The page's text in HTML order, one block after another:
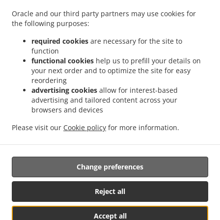
Oracle and our third party partners may use cookies for
the following purposes:
required cookies are necessary for the site to
function
functional cookies help us to prefill your details on
your next order and to optimize the site for easy
reordering
advertising cookies allow for interest-based
advertising and tailored content across your
browsers and devices
Please visit our Cookie policy for more information.
Accept all
Reject all
Change preferences
hrana sa uslugom dostave Стари Град Стари град
Morska hrana sa uslugom dostave
Стари Град . Morska hrana sa uslugom dostave Палилула
dostave Lazarevac Стари град
Morska hrana sa uslugom dostave Lazarevac
Morska hrana sa uslugom dostave Звездара
Beograd - Voždovac . Morska hrana sa uslugom dostave Стара Раковица . Morska
hrana sa uslugom dostave Остружница
Morska hrana sa uslugom dostave Стара
Morska hrana sa uslugom dostave Железник
Morska hrana sa uslugom dostave
Morska hrana sa uslugom dostave Ресник . Morska hrana sa uslugom
dostave Кнежевац . Morska hrana sa uslugom dostave Beograd - Čukarica
hrana sa uslugom dostave Beograd - Rakovica
Morska hrana sa uslugom dostave
Podržano od:
Foodbooking Online Poručivanje | www.foodbooking.rs |
info@foodbooking.rs